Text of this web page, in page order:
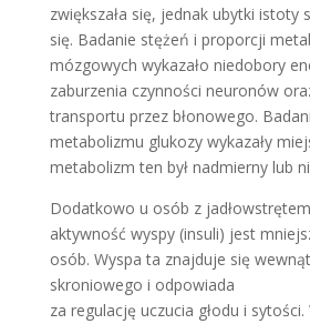
zwiększała się, jednak ubytki istoty
się. Badanie stężeń i proporcji
mózgowych wykazało niedobory
zaburzenia czynności neuronów
transportu przez błonowego.
metabolizmu glukozy wykazały
metabolizm ten był nadmierny lub
Dodatkowo u osób z
aktywność wyspy (insuli) jest
osób. Wyspa ta znajduje się
skroniowego i odpowiada
za regulację uczucia głodu i